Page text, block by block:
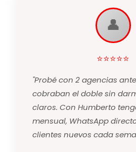
👤
⭐⭐⭐⭐⭐
"Probé con 2 agencias
cobraban el doble sin
claros. Con Humberto
mensual, WhatsApp
clientes nuevos cada